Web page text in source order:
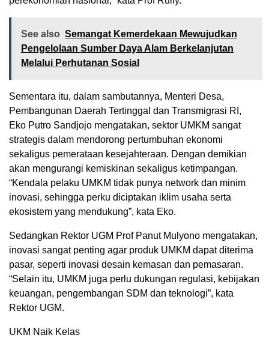
See also Semangat Kemerdekaan Mewujudkan
Pengelolaan Sumber Daya Alam Berkelanjutan
Melalui Perhutanan Sosial
Sementara itu, dalam sambutannya, Menteri Desa,
Pembangunan Daerah Tertinggal dan Transmigrasi RI,
Eko Putro Sandjojo mengatakan, sektor UMKM sangat
strategis dalam mendorong pertumbuhan ekonomi
sekaligus pemerataan kesejahteraan. Dengan demikian
akan mengurangi kemiskinan sekaligus ketimpangan.
“Kendala pelaku UMKM tidak punya network dan minim
inovasi, sehingga perku diciptakan iklim usaha serta
ekosistem yang mendukung”, kata Eko.
Sedangkan Rektor UGM Prof Panut Mulyono mengatakan,
inovasi sangat penting agar produk UMKM dapat diterima
pasar, seperti inovasi desain kemasan dan pemasaran.
“Selain itu, UMKM juga perlu dukungan regulasi, kebijakan
keuangan, pengembangan SDM dan teknologi”, kata
Rektor UGM.
UKM Naik Kelas